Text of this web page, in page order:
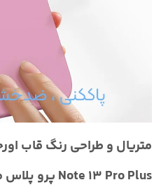
Note 13 Pro Plus پرو پلاس مدل سیلیکونی :